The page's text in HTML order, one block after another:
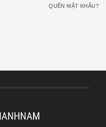
QUÊN MẬT KHẨU?